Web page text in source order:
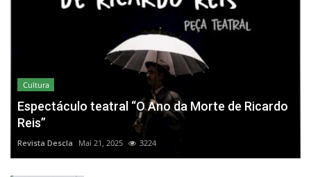
Cultura
Espectáculo teatral “O Ano da Morte de Ricardo
Reis”
Revista Descla Mai 21, 2025 3224